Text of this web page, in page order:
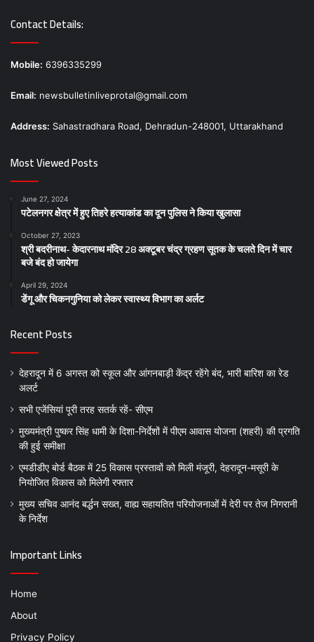
Contact Details:
Mobile: 6396335299
Email: newsbulletinliveprotal@gmail.com
Address: Sahastradhara Road, Dehradun-248001, Uttarakhand
Most Viewed Posts
June 27, 2024
पटेलनगर क्षेत्र में हुए तिहरे हत्याकांड का दून पुलिस ने किया खुलासा
October 27, 2023
श्री बदरीनाथ- केदारनाथ मंदिर 28 अक्टूबर चंद्र ग्रहण सूतक के चलते दिन में चार
बजे बंद हो जायेगा
April 29, 2024
डेंगू और चिकनगुनिया को लेकर स्वास्थ्य विभाग का अर्लट
Recent Posts
देहरादून में 6 अगस्त को स्कूल और आंगनबाड़ी केंद्र रहेंगे बंद, भारी बारिश का रेड
अलर्ट
सभी एजेंसियां पूरी तरह सतर्क रहें- सीएम
मुख्यमंत्री पुष्कर सिंह धामी के दिशा-निर्देशों में पीएम आवास योजना (शहरी) की प्रगति
की हुई समीक्षा
एमडीडीए बोर्ड बैठक में 25 विकास प्रस्तावों को मिली मंजूरी, देहरादून-मसूरी के
नियोजित विकास को मिलेगी रफ्तार
मुख्य सचिव आनंद बर्द्धन सख्त, वाह्य सहायतित परियोजनाओं में देरी पर तेज निगरानी
के निर्देश
Important Links
Home
About
Privacy Policy